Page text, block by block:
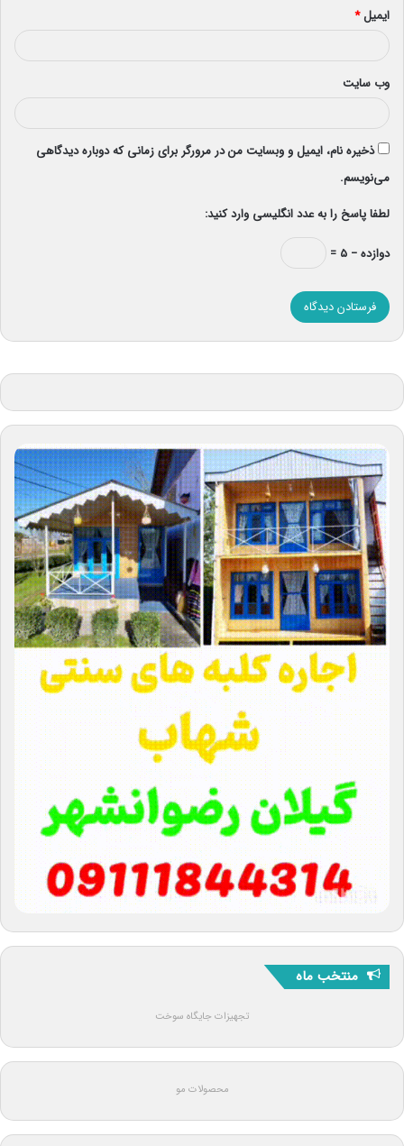
ایمیل*
وب‌ سایت
ذخیره نام، ایمیل و وبسایت من در مرورگر برای زمانی که دوباره دیدگاهی
می‌نویسم.
لطفا پاسخ را به عدد انگلیسی وارد کنید:
دوازده − ۵ =
منتخب ماه
تجهیزات جایگاه سوخت
محصولات مو